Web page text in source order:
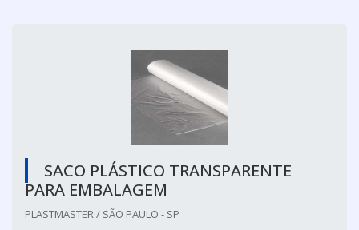
SACO PLÁSTICO TRANSPARENTE
PARA EMBALAGEM
PLASTMASTER / SÃO PAULO - SP